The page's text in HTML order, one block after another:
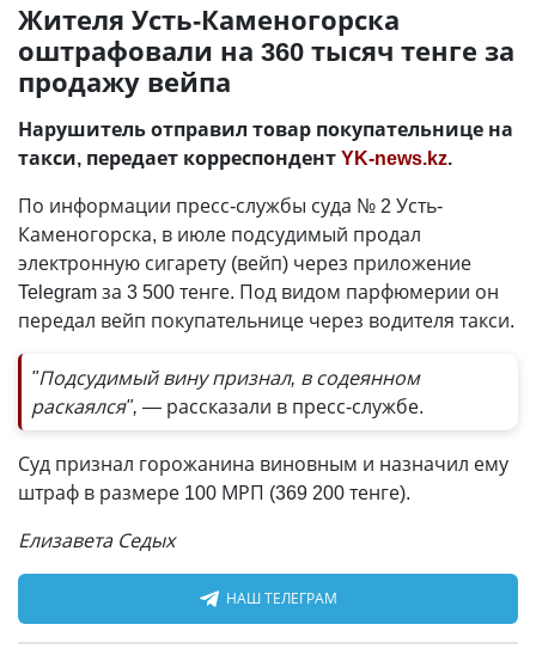
Жителя Усть-Каменогорска
оштрафовали на 360 тысяч тенге за
продажу вейпа
Нарушитель отправил товар покупательнице на
такси, передает корреспондентYK-news.kz.
По информации пресс-службы суда № 2 Усть-
Каменогорска, в июле подсудимый продал
электронную сигарету (вейп) через приложение
Telegram за 3 500 тенге. Под видом парфюмерии он
передал вейп покупательнице через водителя такси.
"Подсудимый вину признал, в содеянном
раскаялся", — рассказали в пресс-службе.
Суд признал горожанина виновным и назначил ему
штраф в размере 100 МРП (369 200 тенге).
Елизавета Седых
НАШ ТЕЛЕГРАМ